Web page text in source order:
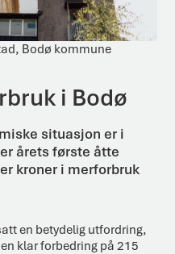
Bodø kommune
i Bodø
situasjon er i
årets første åtte
kroner i merforbruk
en betydelig utfordring,
klar forbedring på 215